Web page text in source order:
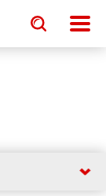
Toggle
search
input
Toggle
search
input